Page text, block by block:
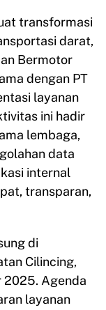
transformasi
darat,
Bermotor
dengan PT
layanan
ini hadir
lembaga,
data
internal
transparan,
di
Cilincing,
2025. Agenda
layanan